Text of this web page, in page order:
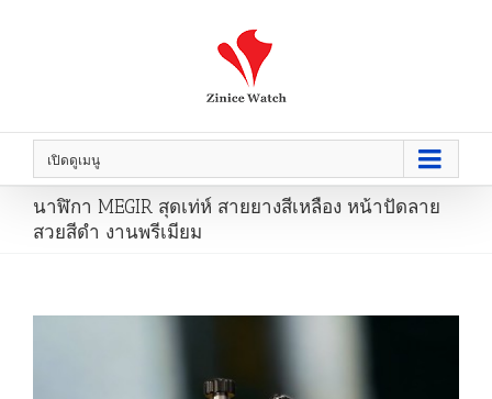
เปิดดูเมนู
นาฬิกา MEGIR สุดเท่ห์ สายยางสีเหลือง หน้าปัดลาย
สวยสีดำ งานพรีเมียม